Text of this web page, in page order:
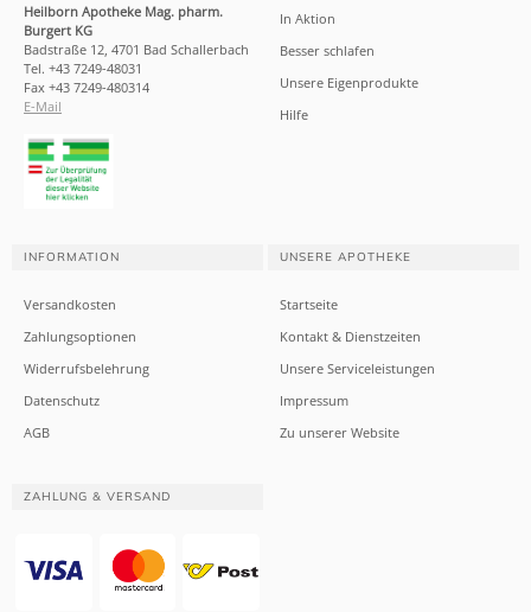
Heilborn Apotheke Mag. pharm.
Burgert KG
Badstraße 12, 4701 Bad Schallerbach
Tel. +43 7249-48031
Fax +43 7249-480314
E-Mail
In Aktion
Besser schlafen
Unsere Eigenprodukte
Hilfe
INFORMATION
Versandkosten
Zahlungsoptionen
Widerrufsbelehrung
Datenschutz
AGB
UNSERE APOTHEKE
Startseite
Kontakt & Dienstzeiten
Unsere Serviceleistungen
Impressum
Zu unserer Website
ZAHLUNG & VERSAND